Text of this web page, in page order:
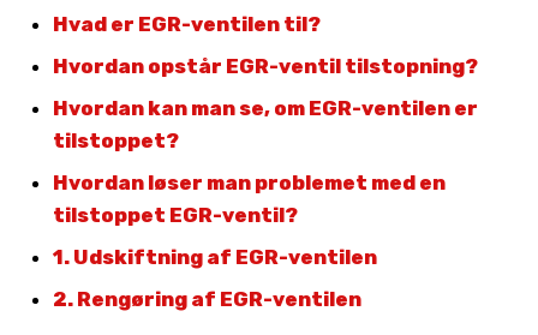
Hvad er EGR-ventilen til?
Hvordan opstår EGR-ventil tilstopning?
Hvordan kan man se, om EGR-ventilen er
tilstoppet?
Hvordan løser man problemet med en
tilstoppet EGR-ventil?
1. Udskiftning af EGR-ventilen
2. Rengøring af EGR-ventilen